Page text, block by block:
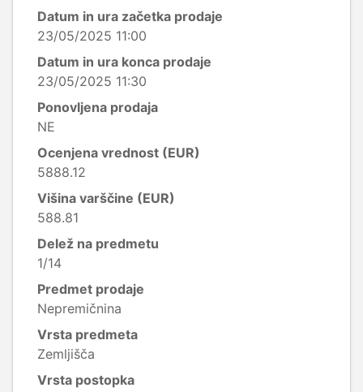
Datum in ura začetka prodaje
23/05/2025 11:00
Datum in ura konca prodaje
23/05/2025 11:30
Ponovljena prodaja
NE
Ocenjena vrednost (EUR)
5888.12
Višina varščine (EUR)
588.81
Delež na predmetu
1/14
Predmet prodaje
Nepremičnina
Vrsta predmeta
Zemljišča
Vrsta postopka